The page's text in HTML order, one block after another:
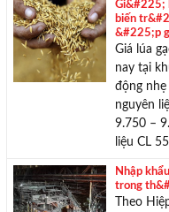
Gi&#225;
biến
&#225;p
Giá lúa
nay tại
động
nguyên
9.750 –
liệu CL
Nhập
trong
Theo